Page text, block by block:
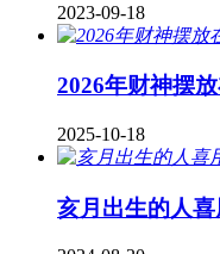
2023-09-18
2026年财神摆
2025-10-18
亥月出生的人